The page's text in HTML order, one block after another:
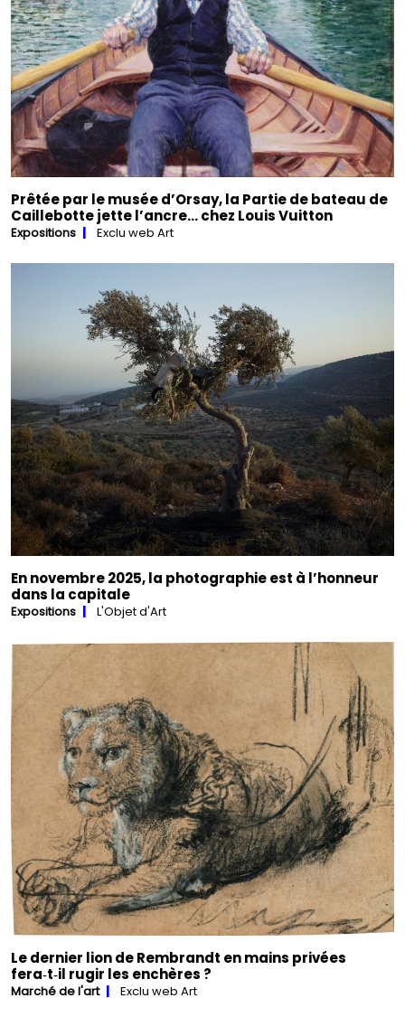
Prêtée par le musée d’Orsay, la Partie de bateau de
Caillebotte jette l’ancre… chez Louis Vuitton
Expositions Exclu web Art
En novembre 2025, la photographie est à l’honneur
dans la capitale
Expositions L'Objet d'Art
Le dernier lion de Rembrandt en mains privées
fera‑t‑il rugir les enchères ?
Marché de l'art Exclu web Art